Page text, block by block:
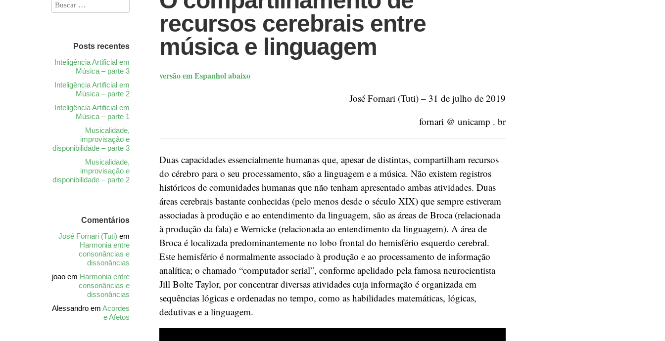
recursos cerebrais entre
música e linguagem
versão em Espanhol abaixo
José Fornari (Tuti) – 31 de julho de 2019
fornari @ unicamp . br
Duas capacidades essencialmente humanas que, apesar de distintas, compartilham recursos
do cérebro para o seu processamento, são a linguagem e a música. Não existem registros
históricos de comunidades humanas que não tenham apresentado ambas atividades. Duas
áreas cerebrais bastante conhecidas (pelo menos desde o século XIX) que sempre estiveram
associadas à produção e ao entendimento da linguagem, são as áreas de Broca (relacionada
à produção da fala) e Wernicke (relacionada ao entendimento da linguagem). A área de
Broca é localizada predominantemente no lobo frontal do hemisfério esquerdo cerebral.
Este hemisfério é normalmente associado à produção e ao processamento de informação
analítica; o chamado “computador serial”, conforme apelidado pela famosa neurocientista
Jill Bolte Taylor, por concentrar diversas atividades cuja informação é organizada em
sequências lógicas e ordenadas no tempo, como as habilidades matemáticas, lógicas,
dedutivas e a linguagem.
Posts recentes
Inteligência Artificial em
Música – parte 3
Inteligência Artificial em
Música – parte 2
Inteligência Artificial em
Música – parte 1
Musicalidade,
improvisação e
disponibilidade – parte 3
Musicalidade,
improvisação e
disponibilidade – parte 2
Comentários
José Fornari (Tuti) em
Harmonia entre
consonâncias e
dissonâncias
joao em Harmonia entre
consonâncias e
dissonâncias
Alessandro em Acordes
e Afetos